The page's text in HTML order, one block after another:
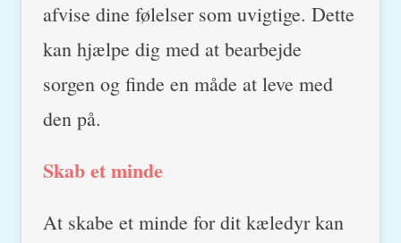
afvise dine følelser som uvigtige. Dette
kan hjælpe dig med at bearbejde
sorgen og finde en måde at leve med
den på.
Skab et minde
At skabe et minde for dit kæledyr kan